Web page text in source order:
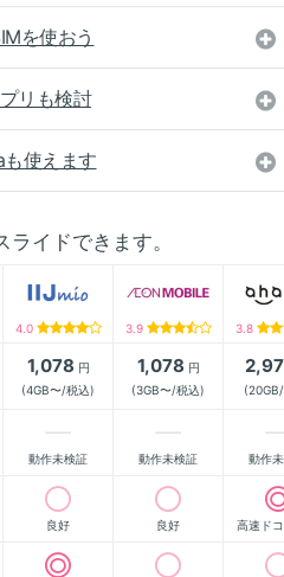
を使おう
リも検討
使えます
イドできます。
4.0 3.9 3.8
1,078 円
(4GB〜/税込)
1,078 円
(3GB〜/税込)
動作未検証 動作未検証 動作
良好 良好 高速ド